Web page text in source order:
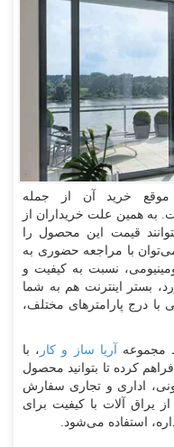
موقع خرید آن از جمله
به همین علت خریداران از
قیمت این محصول را
با مراجعه حضوری به
نسبت به کیفیت و
بستر اینترنت هم به شما
با درج پارامترهای مختلف،
مجموعه آریا ساز و کار ، با
کرده تا بتوانید محصول
اداری و تجاری سفارش
یراق آلات با کیفیت برای
استفاده می‌شود.